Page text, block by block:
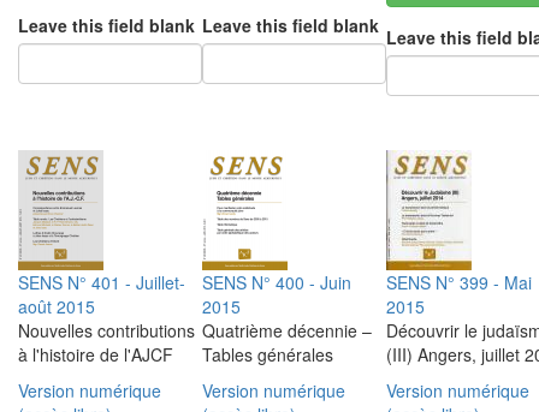
Leave this field blank Leave this field blank Leave this field
SENS N° 401 - Juillet-
août 2015
Nouvelles contributions
à l'histoire de l'AJCF
Version numérique
SENS N° 400 - Juin
2015
Quatrième décennie –
Tables générales
Version numérique
SENS N° 399 - Mai
2015
Découvrir le
(III) Angers, juillet
Version numérique